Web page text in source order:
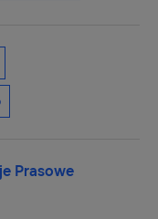
Prasowe